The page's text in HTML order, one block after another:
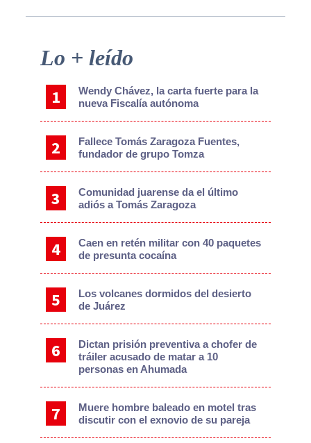
Primary
Lo + leído
Wendy Chávez, la carta fuerte para la
nueva Fiscalía autónoma
Fallece Tomás Zaragoza Fuentes,
fundador de grupo Tomza
Comunidad juarense da el último
adiós a Tomás Zaragoza
Caen en retén militar con 40 paquetes
de presunta cocaína
Los volcanes dormidos del desierto
de Juárez
Dictan prisión preventiva a chofer de
tráiler acusado de matar a 10
personas en Ahumada
Muere hombre baleado en motel tras
discutir con el exnovio de su pareja